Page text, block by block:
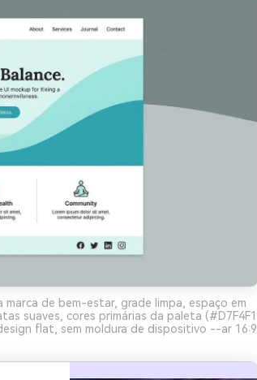
de bem-estar, grade limpa, espaço em
suaves, cores primárias da paleta (#D7F4F1
flat, sem moldura de dispositivo --ar 16:9